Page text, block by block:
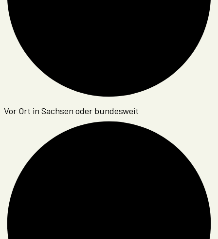
Vor Ort in Sachsen oder bundesweit